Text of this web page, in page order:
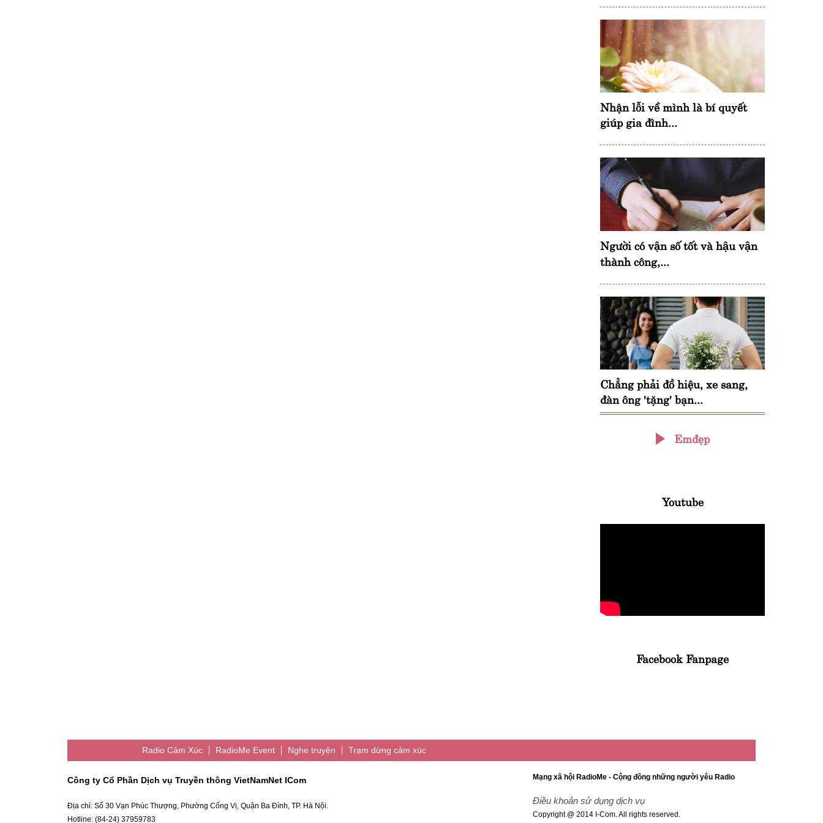
Nhận lỗi về mình là bí quyết
giúp gia đình...
Người có vận số tốt và hậu vận
thành công,...
Chẳng phải đồ hiệu, xe sang,
đàn ông 'tặng' bạn...
Emđẹp
Youtube
Facebook Fanpage
Radio Cảm Xúc RadioMe Event Nghe truyện Trạm dừng cảm xúc
Công ty Cổ Phần Dịch vụ Truyền thông VietNamNet ICom
Địa chỉ: Số 30 Vạn Phúc Thượng, Phường Cống Vị, Quận Ba Đình, TP. Hà Nội.
Hotline: (84-24) 37959783
Mạng xã hội RadioMe - Cộng đồng những người yêu Radio
Điều khoản sử dụng dịch vụ
Copyright @ 2014 I-Com. All rights reserved.